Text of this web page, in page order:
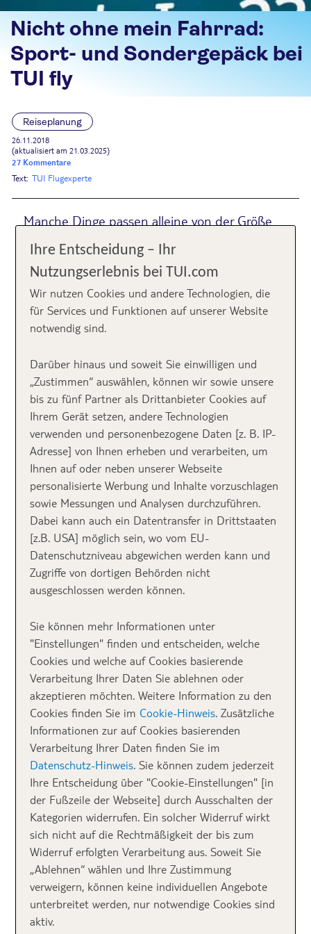
Nicht ohne mein Fahrrad:
Sport- und Sondergepäck bei
TUI fly
Reiseplanung
26.11.2018
(aktualisiert am 21.03.2025)
27 Kommentare
Text: TUI Flugexperte
Manche Dinge passen alleine von der Größe
nicht in einen Koffer und wieder andere
würden zwar hineinpassen, müssen aber
vorher angemeldet werden. Du möchtest im
Urlaub beispielsweise Fahrrad oder Ski fahren,
Zeit auf dem Golfplatz verbringen oder
unter uns kommen nicht zu kurz, denn der
Mitnahme von Gitarre, Trompete und Co.
steht nichts im Wege. Wenn du auf
medizinisches Sondergepäck wie zum Beispiel
Rollstühle angewiesen bist, kannst du dieses
auf Flügen mit TUI fly selbstverständlich auch
mitnehmen.
Kein normales
Reisegepäck
beachten musst, erklären wir dir in diesem Beitrag.
Ein kleiner Hinweis: Diese Regelungen gelten für
Flüge der Airline TUI fly und können bei Flugreisen,
die du zwar auf unserer Website gebucht hast, jedoch
von anderen Airlines durchgeführt werden, abweichen.
Bitte informiere dich daher im Vorhinein eingehend
bei der jeweiligen Airline, mit der du fliegst. Im
Zweifelsfall gilt: Lieber einmal zu viel nachlesen oder
nachfragen als einmal zu wenig. 😉
In folgendem Video haben wir die Regelungen für
Sport- und Sondergepäck für dich zusammengefasst:
Ihre Entscheidung – Ihr
Nutzungserlebnis bei TUI.com
Wir nutzen Cookies und andere Technologien, die
für Services und Funktionen auf unserer Website
notwendig sind.
Darüber hinaus und soweit Sie einwilligen und
„Zustimmen“ auswählen, können wir sowie unsere
bis zu fünf Partner als Drittanbieter Cookies auf
Ihrem Gerät setzen, andere Technologien
verwenden und personenbezogene Daten [z. B. IP-
Adresse] von Ihnen erheben und verarbeiten, um
Ihnen auf oder neben unserer Webseite
personalisierte Werbung und Inhalte vorzuschlagen
sowie Messungen und Analysen durchzuführen.
Dabei kann auch ein Datentransfer in Drittstaaten
[z.B. USA] möglich sein, wo vom EU-
Datenschutzniveau abgewichen werden kann und
Zugriffe von dortigen Behörden nicht
ausgeschlossen werden können.
Sie können mehr Informationen unter
"Einstellungen" finden und entscheiden, welche
Cookies und welche auf Cookies basierende
Verarbeitung Ihrer Daten Sie ablehnen oder
akzeptieren möchten. Weitere Information zu den
Cookies finden Sie im Cookie-Hinweis. Zusätzliche
Informationen zur auf Cookies basierenden
Verarbeitung Ihrer Daten finden Sie im
Datenschutz-Hinweis. Sie können zudem jederzeit
Ihre Entscheidung über "Cookie-Einstellungen" [in
der Fußzeile der Webseite] durch Ausschalten der
Kategorien widerrufen. Ein solcher Widerruf wirkt
sich nicht auf die Rechtmäßigkeit der bis zum
Widerruf erfolgten Verarbeitung aus. Soweit Sie
„Ablehnen“ wählen und Ihre Zustimmung
verweigern, können keine individuellen Angebote
unterbreitet werden, nur notwendige Cookies sind
aktiv.